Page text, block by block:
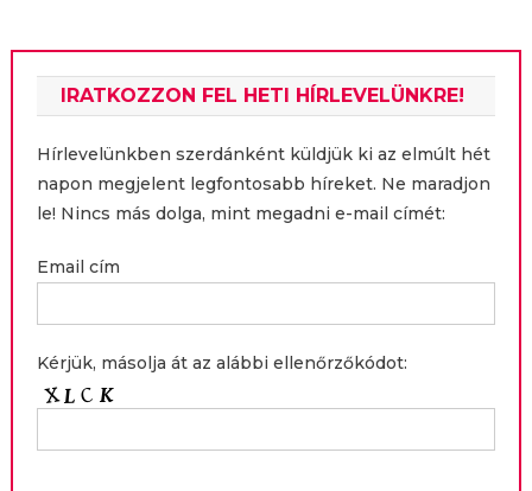
IRATKOZZON FEL HETI HÍRLEVELÜNKRE!
Hírlevelünkben szerdánként küldjük ki az elmúlt hét
napon megjelent legfontosabb híreket. Ne maradjon
le! Nincs más dolga, mint megadni e-mail címét:
Email cím
Kérjük, másolja át az alábbi ellenőrzőkódot: